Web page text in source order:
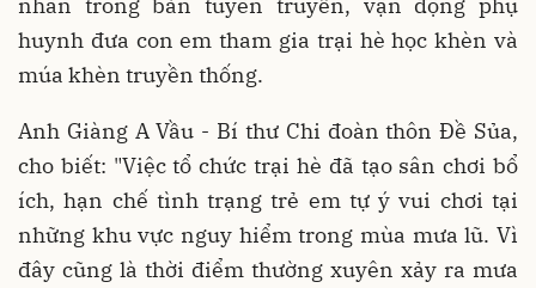
huynh đưa con em tham gia trại hè học khèn và
múa khèn truyền thống.
Anh Giàng A Vầu - Bí thư Chi đoàn thôn Đề Sủa,
cho biết: "Việc tổ chức trại hè đã tạo sân chơi bổ
ích, hạn chế tình trạng trẻ em tự ý vui chơi tại
những khu vực nguy hiểm trong mùa mưa lũ. Vì
đây cũng là thời điểm thường xuyên xảy ra mưa